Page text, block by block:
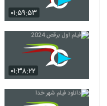
۰۱:۵۹:۵۳
۰۱:۳۸:۲۲